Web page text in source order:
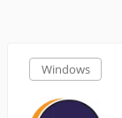
Windows